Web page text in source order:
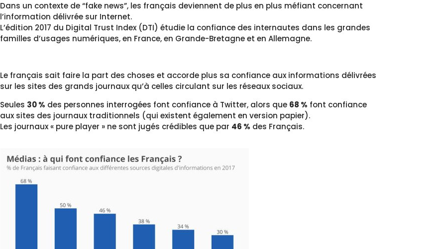
Dans un contexte de “fake news”, les français deviennent de plus en plus méfiant concernant
l’information délivrée sur Internet.
L’édition 2017 du Digital Trust Index (DTI) étudie la confiance des internautes dans les grandes
familles d’usages numériques, en France, en Grande-Bretagne et en Allemagne.
Le français sait faire la part des choses et accorde plus sa confiance aux informations délivrées
sur les sites des grands journaux qu’à celles circulant sur les réseaux sociaux.
Seules 30 % des personnes interrogées font confiance à Twitter, alors que 68 % font confiance
aux sites des journaux traditionnels (qui existent également en version papier).
Les journaux « pure player » ne sont jugés crédibles que par 46 % des Français.